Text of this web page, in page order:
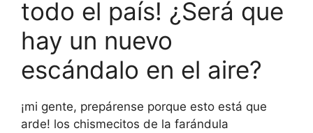
todo el país! ¿Será que
hay un nuevo
escándalo en el aire?
¡mi gente, prepárense porque esto está que
arde! los chismecitos de la farándula